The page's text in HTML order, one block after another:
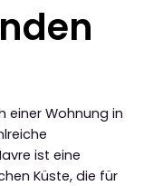
einer Wohnung in
ist eine
Küste, die für